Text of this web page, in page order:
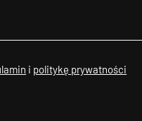
i politykę prywatności